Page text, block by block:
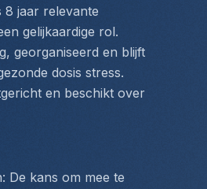
8 jaar relevante
gelijkaardige rol.
georganiseerd en blijft
dosis stress.
en beschikt over
De kans om mee te